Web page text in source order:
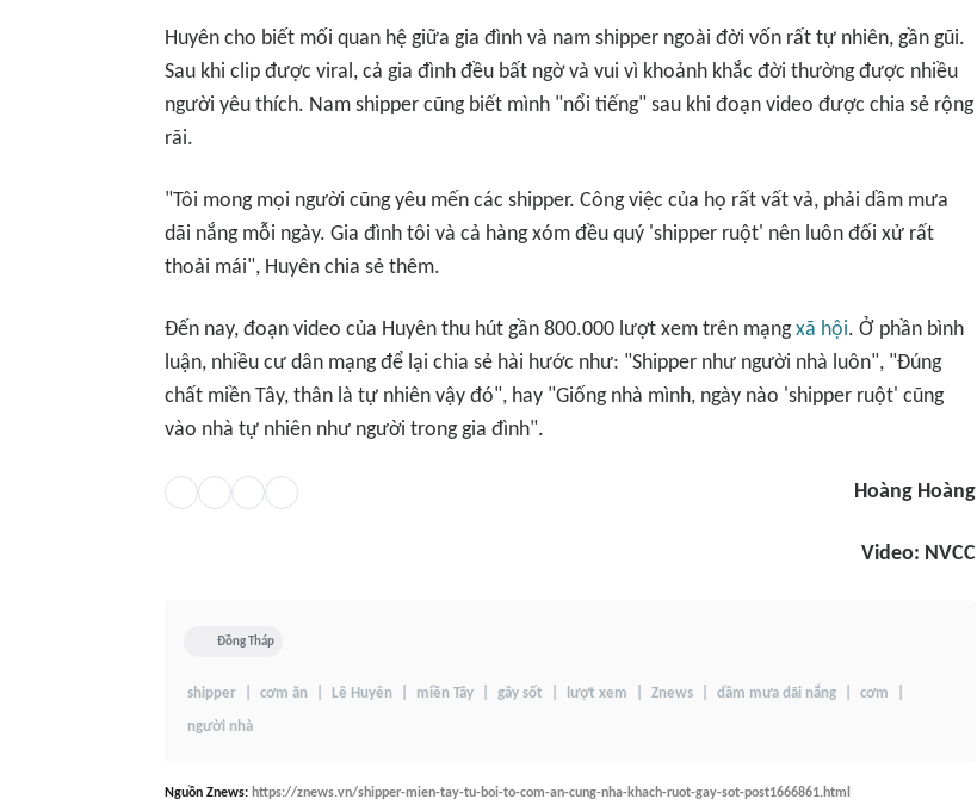
Huyên cho biết mối quan hệ giữa gia đình và nam shipper ngoài đời vốn rất tự nhiên, gần gũi.
Sau khi clip được viral, cả gia đình đều bất ngờ và vui vì khoảnh khắc đời thường được nhiều
người yêu thích. Nam shipper cũng biết mình "nổi tiếng" sau khi đoạn video được chia sẻ rộng
rãi.
"Tôi mong mọi người cũng yêu mến các shipper. Công việc của họ rất vất vả, phải dầm mưa
dãi nắng mỗi ngày. Gia đình tôi và cả hàng xóm đều quý 'shipper ruột' nên luôn đối xử rất
thoải mái", Huyên chia sẻ thêm.
Đến nay, đoạn video của Huyên thu hút gần 800.000 lượt xem trên mạngxã hội. Ở phần bình
luận, nhiều cư dân mạng để lại chia sẻ hài hước như: "Shipper như người nhà luôn", "Đúng
chất miền Tây, thân là tự nhiên vậy đó", hay "Giống nhà mình, ngày nào 'shipper ruột' cũng
vào nhà tự nhiên như người trong gia đình".
Hoàng Hoàng
Video: NVCC
Đồng Tháp
shipper cơm ăn Lê Huyên miền Tây gây sốt lượt xem Znews dầm mưa dãi nắng cơm
người nhà
Nguồn Znews: https://znews.vn/shipper-mien-tay-tu-boi-to-com-an-cung-nha-khach-ruot-gay-sot-post1666861.html